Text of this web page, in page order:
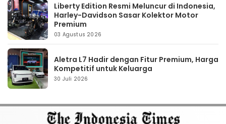
Liberty Edition Resmi Meluncur di Indonesia,
Harley-Davidson Sasar Kolektor Motor
Premium
03 Agustus 2026
Aletra L7 Hadir dengan Fitur Premium, Harga
Kompetitif untuk Keluarga
30 Juli 2026